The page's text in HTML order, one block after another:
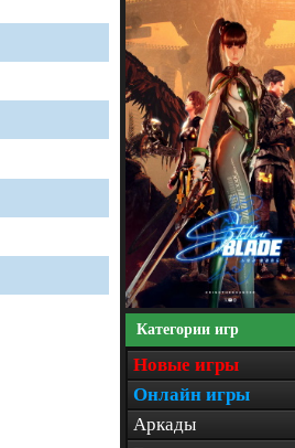
Категории игр
Новые игры
Онлайн игры
Аркады